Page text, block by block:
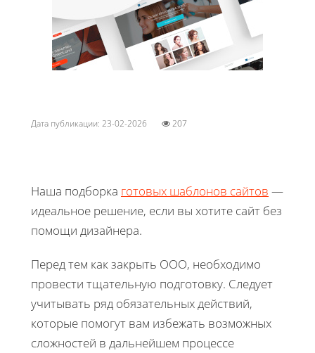
Дата публикации: 23-02-2026 207
Наша подборка готовых шаблонов сайтов —
идеальное решение, если вы хотите сайт без
помощи дизайнера.
Перед тем как закрыть ООО, необходимо
провести тщательную подготовку. Следует
учитывать ряд обязательных действий,
которые помогут вам избежать возможных
сложностей в дальнейшем процессе